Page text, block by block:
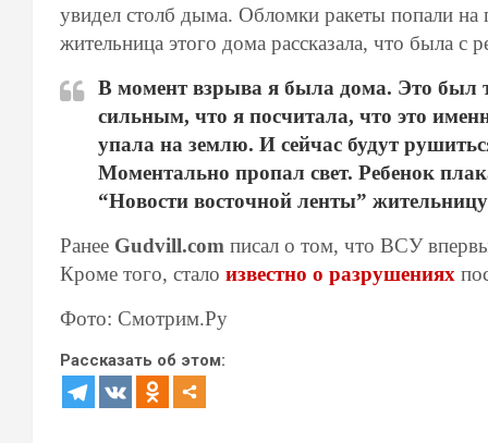
увидел столб дыма. Обломки ракеты попали
жительница этого дома рассказала, что была с
В момент взрыва я была дома. Это был
сильным, что я посчитала, что это
упала на землю. И сейчас будут
Моментально пропал свет. Ребенок
“Новости восточной ленты”
Ранее Gudvill.com писал о том, что ВСУ
Кроме того, стало известно о разрушениях
Фото: Смотрим.Ру
Рассказать об этом: